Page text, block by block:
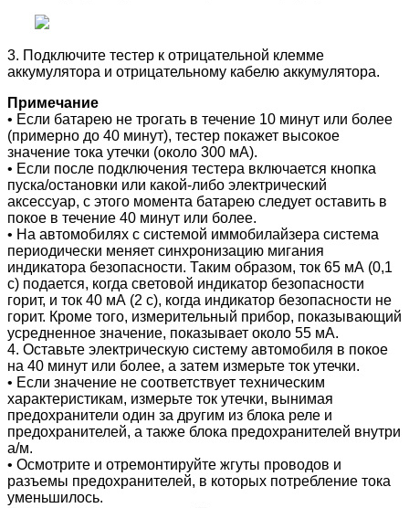
3. Подключите тестер к отрицательной клемме
аккумулятора и отрицательному кабелю аккумулятора.
Примечание
• Если батарею не трогать в течение 10 минут или более
(примерно до 40 минут), тестер покажет высокое
значение тока утечки (около 300 мА).
• Если после подключения тестера включается кнопка
пуска/остановки или какой-либо электрический
аксессуар, с этого момента батарею следует оставить в
покое в течение 40 минут или более.
• На автомобилях с системой иммобилайзера система
периодически меняет синхронизацию мигания
индикатора безопасности. Таким образом, ток 65 мА (0,1
с) подается, когда световой индикатор безопасности
горит, и ток 40 мА (2 с), когда индикатор безопасности не
горит. Кроме того, измерительный прибор, показывающий
усредненное значение, показывает около 55 мА.
4. Оставьте электрическую систему автомобиля в покое
на 40 минут или более, а затем измерьте ток утечки.
• Если значение не соответствует техническим
характеристикам, измерьте ток утечки, вынимая
предохранители один за другим из блока реле и
предохранителей, а также блока предохранителей внутри
а/м.
• Осмотрите и отремонтируйте жгуты проводов и
разъемы предохранителей, в которых потребление тока
уменьшилось.